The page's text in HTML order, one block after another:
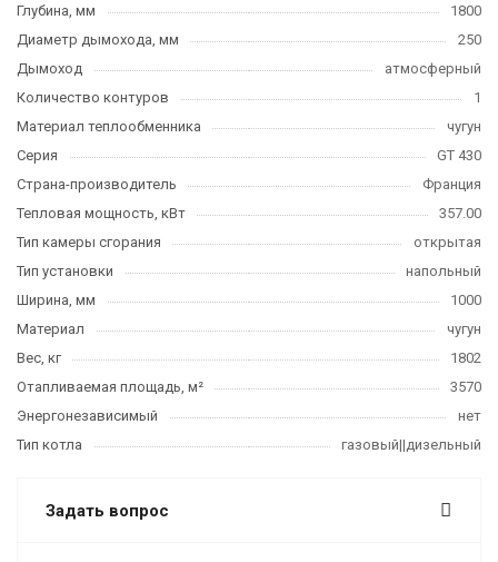
Глубина, мм
1800
Диаметр дымохода, мм
250
Дымоход
атмосферный
Количество контуров
1
Материал теплообменника
чугун
Серия
GT 430
Страна-производитель
Франция
Тепловая мощность, кВт
357.00
Тип камеры сгорания
открытая
Тип установки
напольный
Ширина, мм
1000
Материал
чугун
Вес, кг
1802
Отапливаемая площадь, м²
3570
Энергонезависимый
нет
Тип котла
газовый||дизельный
Задать вопрос